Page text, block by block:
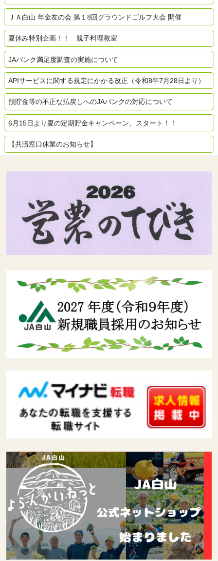
ＪＡ白山 年金友の会 第１8回グラウンドゴルフ大会 開催
夏休み特別企画！！ 親子料理教室
JAバンク満足度調査の実施について
APIサービスに関する規定にかかる改正（令和8年7月28日より）
預貯金等の不正な払戻しへのJAバンクの対応について
6月15日より夏の定期貯金キャンペーン、スタート！！
【共済窓口休業のお知らせ】